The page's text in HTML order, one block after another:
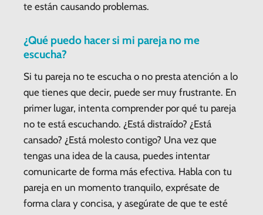
te están causando problemas.
¿Qué puedo hacer si mi pareja no me
escucha?
Si tu pareja no te escucha o no presta atención a lo
que tienes que decir, puede ser muy frustrante. En
primer lugar, intenta comprender por qué tu pareja
no te está escuchando. ¿Está distraído? ¿Está
cansado? ¿Está molesto contigo? Una vez que
tengas una idea de la causa, puedes intentar
comunicarte de forma más efectiva. Habla con tu
pareja en un momento tranquilo, exprésate de
forma clara y concisa, y asegúrate de que te esté